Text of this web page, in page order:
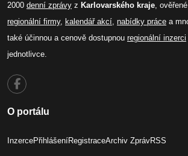
2000 denní zprávy z Karlovarského kraje, ověřené
regionální firmy, kalendář akcí, nabídky práce a
také účinnou a cenově dostupnou regionální inzerci
jednotlivce.
O portálu
InzercePřihlášeníRegistraceArchiv ZprávRSS